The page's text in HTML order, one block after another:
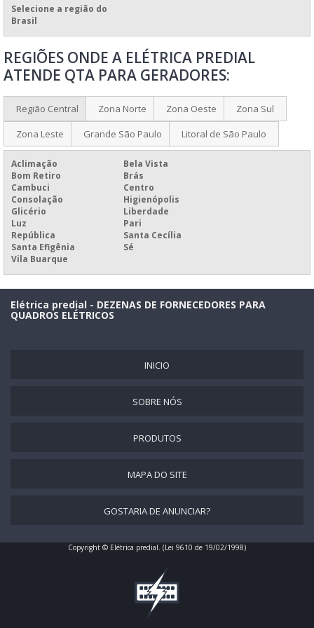
REFORMA DE QUADRO ELÉTRICO
VENDA DE QUADROS E PAINÉIS
VENDA DE QUADROS E PAINÉIS ELÉTRICOS
MANUTENÇÃO ELÉTRICA PREDIAL E INDUSTRIAL
MANUTENÇÃO ELÉTRICA PREDIAL
FABRICAÇÃO DE QUADROS ELÉTRICOS
FABRICANTE DE QUADROS ELÉTRICOS
MONTAGEM DE QUADRO DE DISJUNTORES
MONTAGEM DE QUADRO DE DISTRIBUIÇÃO
MONTAGEM DE QUADRO DE DISTRIBUIÇÃO BIFÁSICO
MONTAGEM DE QUADRO ELÉTRICO MONOFÁSICO
MONTAGEM DE QUADRO ELÉTRICO RESIDENCIAL
MONTAGEM DE QUADRO ELÉTRICO TRIFÁSICO
MONTAGEM DE QUADROS ELÉTRICOS
MONTAGEM QUADRO DE DISTRIBUIÇÃO SP
QUADRO ELÉTRICO MONTADO
MONTAGEM DE QUADROS ELÉTRICOS
SERVIÇOS DE INSTALAÇÃO DE QUADRO ELÉTRICO
PREÇO DE INSTALAÇÃO DE QUADRO DE DISTRIBUIÇÃO
INSTALAÇÃO DE QUADRO DE DISTRIBUIÇÃO BIFÁSICO
INSTALAÇÃO DE QUADRO DE DISTRIBUIÇÃO TRIFÁSICO
Selecione a região do
Brasil
REGIÕES ONDE A ELÉTRICA PREDIAL
ATENDE QTA PARA GERADORES:
Região Central Zona Norte Zona Oeste
Zona Sul
Zona Leste
Grande São Paulo Litoral de São Paulo
Aclimação
Bela Vista
Bom Retiro
Brás
Cambuci
Centro
Consolação
Higienópolis
Glicério
Liberdade
Luz
Pari
República
Santa Cecília
Santa Efigênia
Sé
Vila Buarque
Elétrica predial - DEZENAS DE FORNECEDORES PARA
QUADROS ELÉTRICOS
INICIO
SOBRE NÓS
PRODUTOS
MAPA DO SITE
GOSTARIA DE ANUNCIAR?
Copyright © Elétrica predial. (Lei 9610 de 19/02/1998)